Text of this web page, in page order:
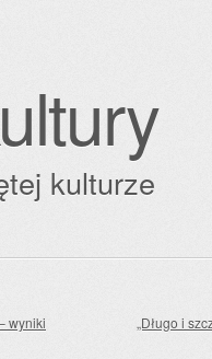
kulturze
wyniki „Długo i